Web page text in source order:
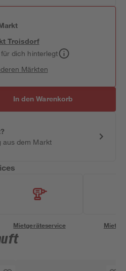
Troisdorf
dich hinterlegt
Märkten
In den Warenkorb
aus dem Markt
Mietgeräteservice